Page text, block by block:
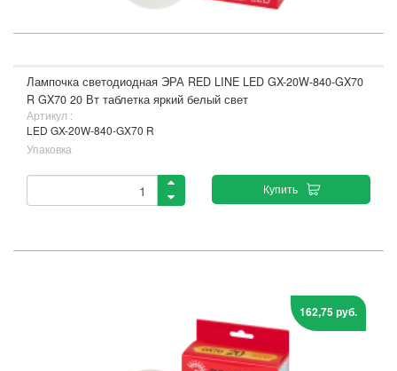
Лампочка светодиодная ЭРА RED LINE LED GX-20W-840-GX70
R GX70 20 Вт таблетка яркий белый свет
Артикул :
LED GX-20W-840-GX70 R
Упаковка
Купить
162,75 руб.